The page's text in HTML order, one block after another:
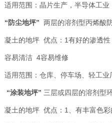
适用范围：晶片生产，半导体工
“防尘地坪” 两层的溶剂型丙烯酸
凝土的地坪 优点：1有好的渗透
容易清洁 4容易维修
适用范围：仓库、停车场、轻工
“涂装地坪” 三层或四层的溶剂型
凝土的地坪 优点：1、有丰富色